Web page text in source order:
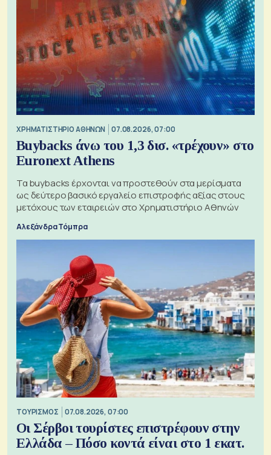
XΡΗΜΑΤΙΣΤΗΡΙΟ ΑΘΗΝΩΝ 07.08.2026, 07:00
Buybacks άνω του 1,3 δισ. «τρέχουν» στο
Euronext Athens
Τα buybacks έρχονται να προστεθούν στα μερίσματα
ως δεύτερο βασικό εργαλείο επιστροφής αξίας στους
μετόχους των εταιρειών στο Χρηματιστήριο Αθηνών
Αλεξάνδρα Τόμπρα
ΤΟΥΡΙΣΜΟΣ 07.08.2026, 07:00
Οι Σέρβοι τουρίστες επιστρέφουν στην
Ελλάδα – Πόσο κοντά είναι στο 1 εκατ.